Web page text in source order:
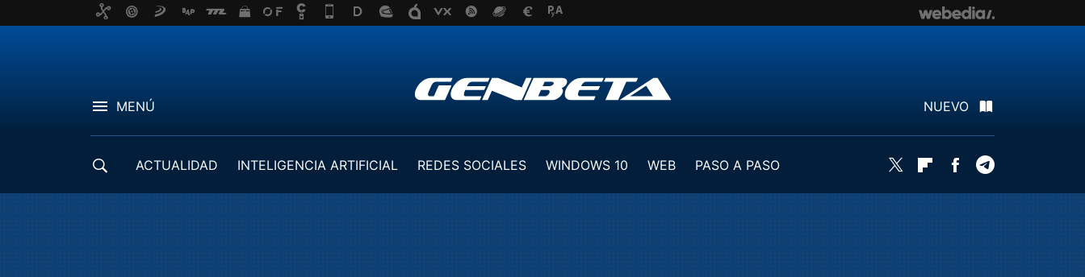
MENÚ NUEVO
ACTUALIDAD INTELIGENCIA ARTIFICIAL REDES SOCIALES WINDOWS 10 WEB
PASO A PASO
Twitter FlipboardFacebook